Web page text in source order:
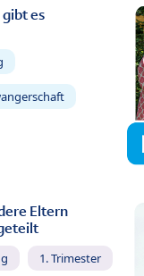
es
Eltern
1. Trimester